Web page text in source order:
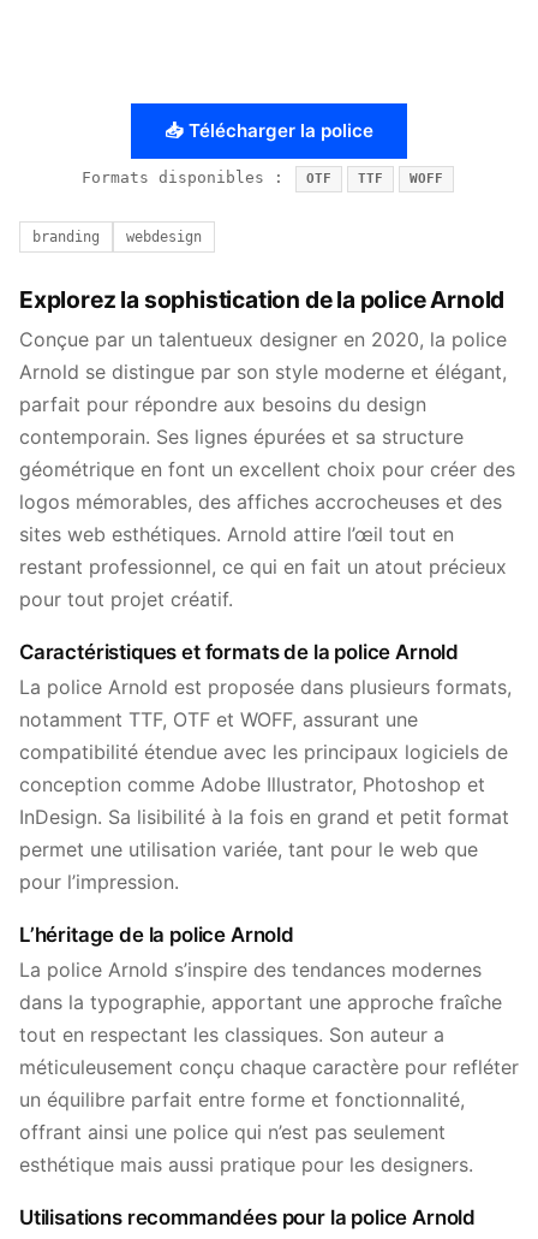
📥 Télécharger la police
Formats disponibles : OTF TTF WOFF
branding webdesign
Explorez la sophistication de la police Arnold
Conçue par un talentueux designer en 2020, la police
Arnold se distingue par son style moderne et élégant,
parfait pour répondre aux besoins du design
contemporain. Ses lignes épurées et sa structure
géométrique en font un excellent choix pour créer des
logos mémorables, des affiches accrocheuses et des
sites web esthétiques. Arnold attire l’œil tout en
restant professionnel, ce qui en fait un atout précieux
pour tout projet créatif.
Caractéristiques et formats de la police Arnold
La police Arnold est proposée dans plusieurs formats,
notamment TTF, OTF et WOFF, assurant une
compatibilité étendue avec les principaux logiciels de
conception comme Adobe Illustrator, Photoshop et
InDesign. Sa lisibilité à la fois en grand et petit format
permet une utilisation variée, tant pour le web que
pour l’impression.
L’héritage de la police Arnold
La police Arnold s’inspire des tendances modernes
dans la typographie, apportant une approche fraîche
tout en respectant les classiques. Son auteur a
méticuleusement conçu chaque caractère pour refléter
un équilibre parfait entre forme et fonctionnalité,
offrant ainsi une police qui n’est pas seulement
esthétique mais aussi pratique pour les designers.
Utilisations recommandées pour la police Arnold